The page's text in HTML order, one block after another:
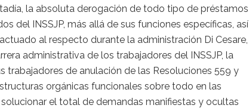
la absoluta derogación de todo tipo de préstamos
del INSSJP, más allá de sus funciones específicas, así
al respecto durante la administración Di Cesare,
administrativa de los trabajadores del INSSJP, la
trabajadores de anulación de las Resoluciones 559 y
orgánicas funcionales sobre todo en las
el total de demandas manifiestas y ocultas